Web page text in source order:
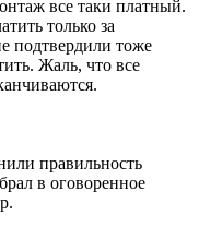
все таки платный.
только за
подтвердили тоже
Жаль, что все
правильность
в оговоренное